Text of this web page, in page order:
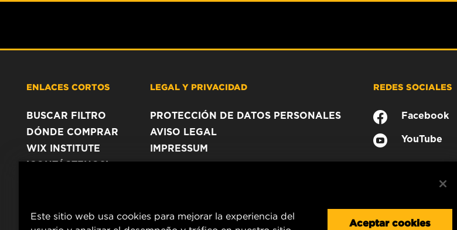
ENLACES CORTOS
BUSCAR FILTRO
DÓNDE COMPRAR
WIX INSTITUTE
¡CONTÁCTENOS!
LEGAL Y PRIVACIDAD
PROTECCIÓN DE DATOS PERSONALES
AVISO LEGAL
IMPRESSUM
REDES SOCIALES
Facebook
YouTube
Este sitio web usa cookies para mejorar la experiencia del
Aceptar cookies